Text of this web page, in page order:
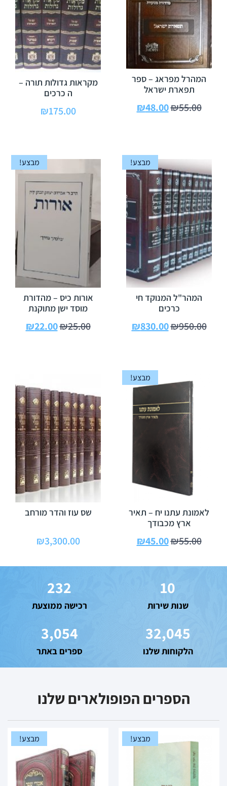
המהרל מפראג – ספר
תפארת ישראל
₪55.00
₪48.00
מקראות גדולות תורה –
ה כרכים
₪175.00
מבצע!
המהר"ל המנוקד חי
כרכים
₪950.00
₪830.00
מבצע!
אורות כיס – מהדורת
מוסד ישן מתוקנת
₪25.00
₪22.00
מבצע!
לאמונת עתנו יח – תאיר
ארץ מכבודך
₪55.00
₪45.00
שס עוז והדר מורחב
₪3,300.00
שנות שירות
10
רכישה ממוצעת
232
הלקוחות שלנו
32,045
ספרים באתר
3,054
הספרים הפופולארים שלנו
מבצע! מבצע!